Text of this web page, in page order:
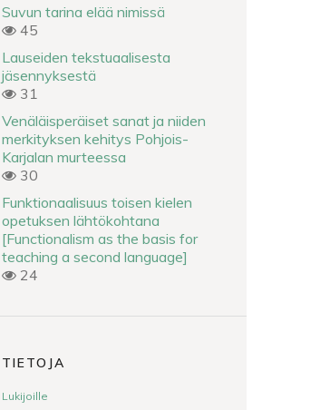
Suvun tarina elää nimissä
45
Lauseiden tekstuaalisesta
jäsennyksestä
31
Venäläisperäiset sanat ja niiden
merkityksen kehitys Pohjois-
Karjalan murteessa
30
Funktionaalisuus toisen kielen
opetuksen lähtökohtana
[Functionalism as the basis for
teaching a second language]
24
TIETOJA
Lukijoille